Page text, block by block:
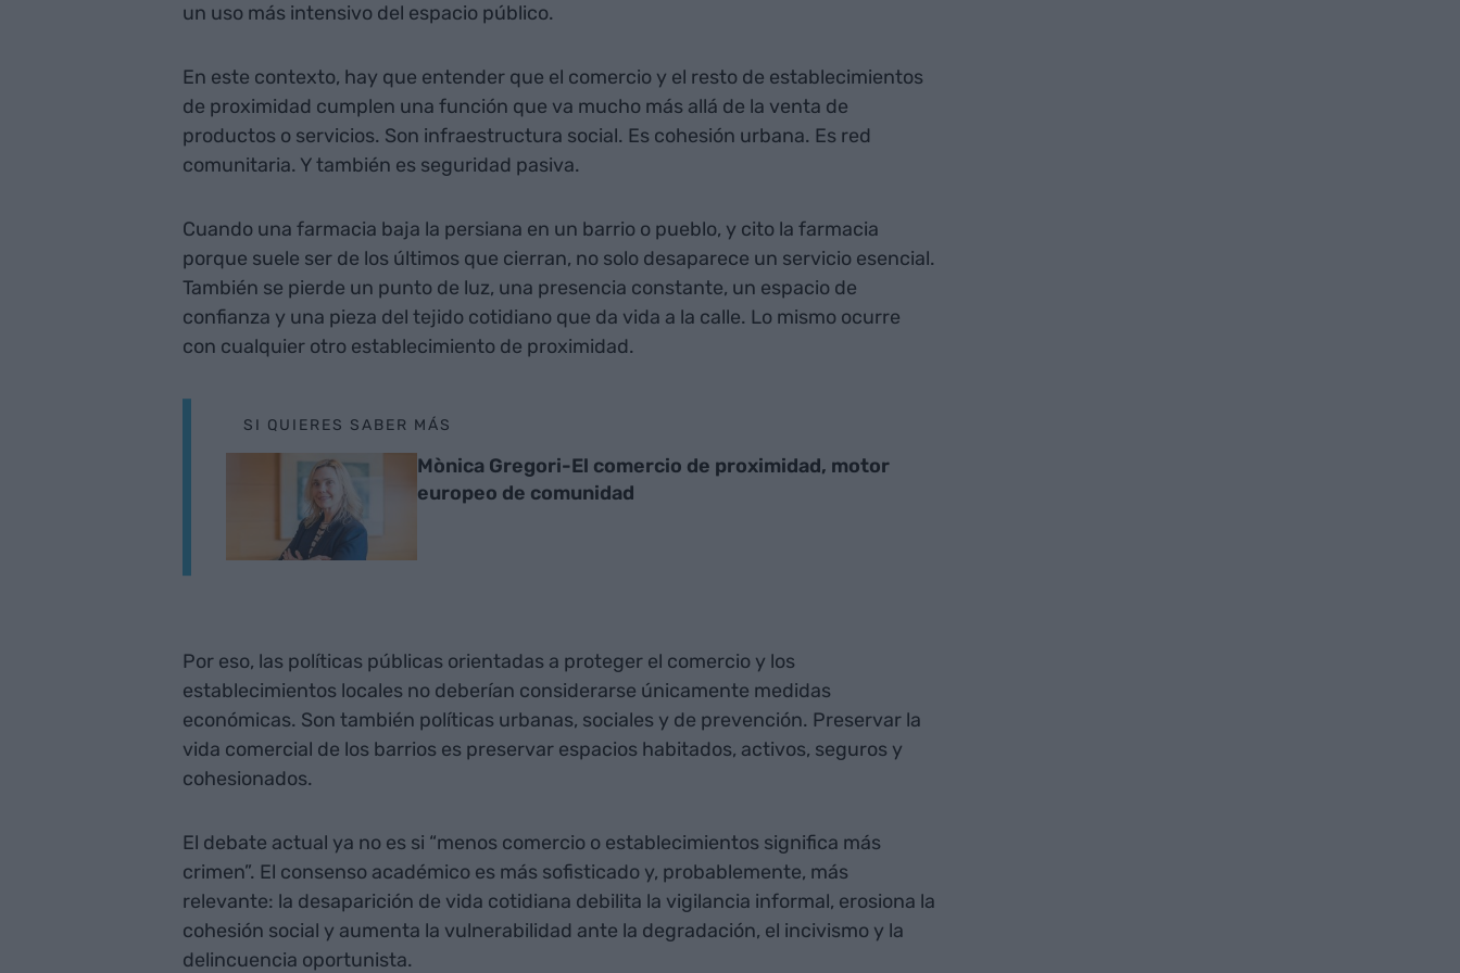
un uso más intensivo del espacio público.
En este contexto, hay que entender que el comercio y el resto de establecimientos
de proximidad cumplen una función que va mucho más allá de la venta de
productos o servicios. Son infraestructura social. Es cohesión urbana. Es red
comunitaria. Y también es seguridad pasiva.
Cuando una farmacia baja la persiana en un barrio o pueblo, y cito la farmacia
porque suele ser de los últimos que cierran, no solo desaparece un servicio esencial.
También se pierde un punto de luz, una presencia constante, un espacio de
confianza y una pieza del tejido cotidiano que da vida a la calle. Lo mismo ocurre
con cualquier otro establecimiento de proximidad.
SI QUIERES SABER MÁS
Mònica Gregori-El comercio de proximidad, motor
europeo de comunidad
Por eso, las políticas públicas orientadas a proteger el comercio y los
establecimientos locales no deberían considerarse únicamente medidas
económicas. Son también políticas urbanas, sociales y de prevención. Preservar la
vida comercial de los barrios es preservar espacios habitados, activos, seguros y
cohesionados.
El debate actual ya no es si “menos comercio o establecimientos significa más
crimen”. El consenso académico es más sofisticado y, probablemente, más
relevante: la desaparición de vida cotidiana debilita la vigilancia informal, erosiona la
cohesión social y aumenta la vulnerabilidad ante la degradación, el incivismo y la
delincuencia oportunista.